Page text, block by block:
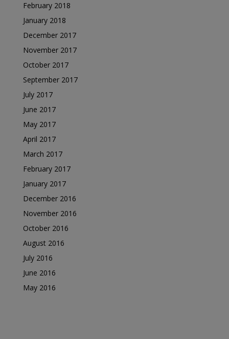
February 2018
January 2018
December 2017
November 2017
October 2017
September 2017
July 2017
June 2017
May 2017
April 2017
March 2017
February 2017
January 2017
December 2016
November 2016
October 2016
August 2016
July 2016
June 2016
May 2016